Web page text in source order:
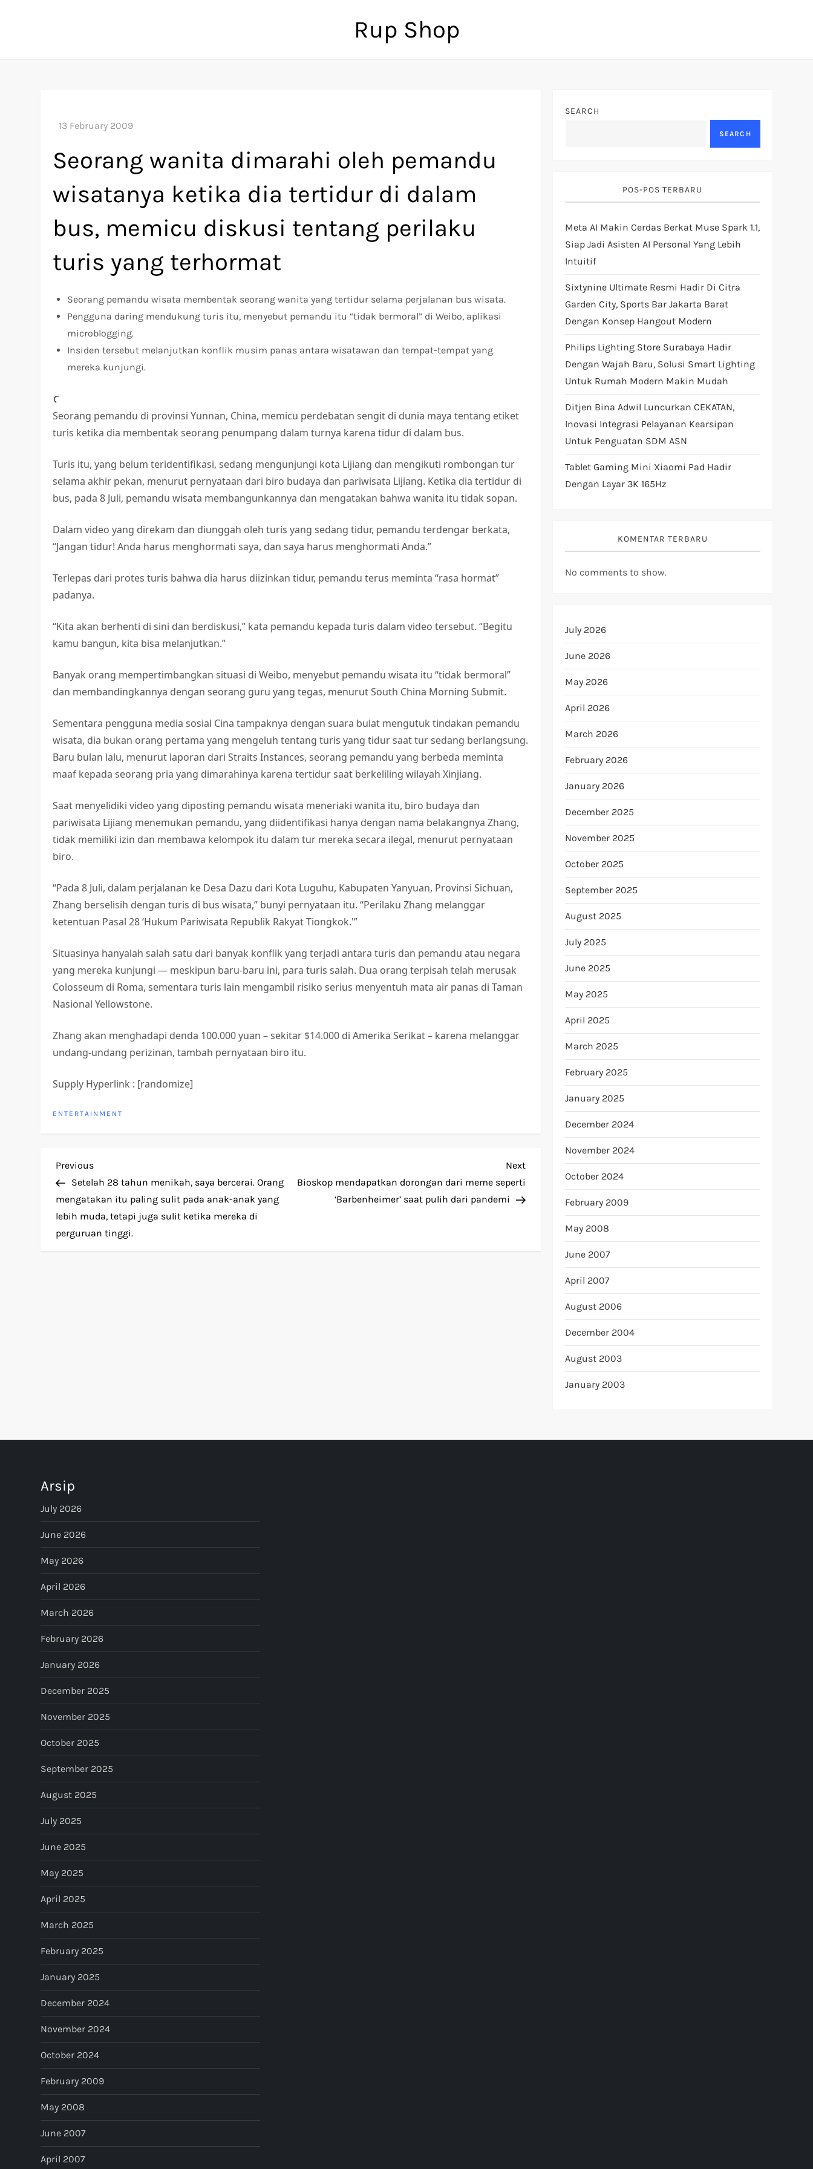
Rup Shop
Seorang wanita dimarahi oleh pemandu
wisatanya ketika dia tertidur di dalam
bus, memicu diskusi tentang perilaku
turis yang terhormat
Seorang pemandu wisata membentak seorang wanita yang tertidur selama perjalanan bus wisata.
Pengguna daring mendukung turis itu, menyebut pemandu itu “tidak bermoral” di Weibo, aplikasi
microblogging.
Insiden tersebut melanjutkan konflik musim panas antara wisatawan dan tempat-tempat yang
mereka kunjungi.
Seorang pemandu di provinsi Yunnan, China, memicu perdebatan sengit di dunia maya tentang etiket
turis ketika dia membentak seorang penumpang dalam turnya karena tidur di dalam bus.
Turis itu, yang belum teridentifikasi, sedang mengunjungi kota Lijiang dan mengikuti rombongan tur
selama akhir pekan, menurut pernyataan dari biro budaya dan pariwisata Lijiang. Ketika dia tertidur di
bus, pada 8 Juli, pemandu wisata membangunkannya dan mengatakan bahwa wanita itu tidak sopan.
Dalam video yang direkam dan diunggah oleh turis yang sedang tidur, pemandu terdengar berkata,
“Jangan tidur! Anda harus menghormati saya, dan saya harus menghormati Anda.”
Terlepas dari protes turis bahwa dia harus diizinkan tidur, pemandu terus meminta “rasa hormat”
padanya.
“Kita akan berhenti di sini dan berdiskusi,” kata pemandu kepada turis dalam video tersebut. “Begitu
kamu bangun, kita bisa melanjutkan.”
Banyak orang mempertimbangkan situasi di Weibo, menyebut pemandu wisata itu “tidak bermoral”
dan membandingkannya dengan seorang guru yang tegas, menurut South China Morning Submit.
Sementara pengguna media sosial Cina tampaknya dengan suara bulat mengutuk tindakan pemandu
wisata, dia bukan orang pertama yang mengeluh tentang turis yang tidur saat tur sedang berlangsung.
Baru bulan lalu, menurut laporan dari Straits Instances, seorang pemandu yang berbeda meminta
maaf kepada seorang pria yang dimarahinya karena tertidur saat berkeliling wilayah Xinjiang.
Saat menyelidiki video yang diposting pemandu wisata meneriaki wanita itu, biro budaya dan
pariwisata Lijiang menemukan pemandu, yang diidentifikasi hanya dengan nama belakangnya Zhang,
tidak memiliki izin dan membawa kelompok itu dalam tur mereka secara ilegal, menurut pernyataan
biro.
“Pada 8 Juli, dalam perjalanan ke Desa Dazu dari Kota Luguhu, Kabupaten Yanyuan, Provinsi Sichuan,
Zhang berselisih dengan turis di bus wisata,” bunyi pernyataan itu. “Perilaku Zhang melanggar
ketentuan Pasal 28 ‘Hukum Pariwisata Republik Rakyat Tiongkok.'”
Situasinya hanyalah salah satu dari banyak konflik yang terjadi antara turis dan pemandu atau negara
yang mereka kunjungi — meskipun baru-baru ini, para turis salah. Dua orang terpisah telah merusak
Colosseum di Roma, sementara turis lain mengambil risiko serius menyentuh mata air panas di Taman
Nasional Yellowstone.
Zhang akan menghadapi denda 100.000 yuan – sekitar $14.000 di Amerika Serikat – karena melanggar
undang-undang perizinan, tambah pernyataan biro itu.
Supply Hyperlink : [randomize]
ENTERTAINMENT
P
o
s
i
o
n
Previous
Post
Previous
Setelah 28 tahun menikah, saya bercerai. Orang
mengatakan itu paling sulit pada anak-anak yang
lebih muda, tetapi juga sulit ketika mereka di
perguruan tinggi.
Next
Next
Bioskop mendapatkan dorongan dari meme seperti
‘Barbenheimer’ saat pulih dari pandemi
SEARCH
SEARCH
POS-POS TERBARU
Meta AI Makin Cerdas Berkat Muse Spark 1.1,
Siap Jadi Asisten AI Personal Yang Lebih
Intuitif
Sixtynine Ultimate Resmi Hadir Di Citra
Garden City, Sports Bar Jakarta Barat
Dengan Konsep Hangout Modern
Philips Lighting Store Surabaya Hadir
Dengan Wajah Baru, Solusi Smart Lighting
Untuk Rumah Modern Makin Mudah
Ditjen Bina Adwil Luncurkan CEKATAN,
Inovasi Integrasi Pelayanan Kearsipan
Untuk Penguatan SDM ASN
Tablet Gaming Mini Xiaomi Pad Hadir
Dengan Layar 3K 165Hz
KOMENTAR TERBARU
No comments to show.
July 2026
June 2026
May 2026
April 2026
March 2026
February 2026
January 2026
December 2025
November 2025
October 2025
September 2025
August 2025
July 2025
June 2025
May 2025
April 2025
March 2025
February 2025
January 2025
December 2024
November 2024
October 2024
February 2009
May 2008
June 2007
April 2007
August 2006
December 2004
August 2003
January 2003
Arsip
July 2026
June 2026
May 2026
April 2026
March 2026
February 2026
January 2026
December 2025
November 2025
October 2025
September 2025
August 2025
July 2025
June 2025
May 2025
April 2025
March 2025
February 2025
January 2025
December 2024
November 2024
October 2024
February 2009
May 2008
June 2007
April 2007